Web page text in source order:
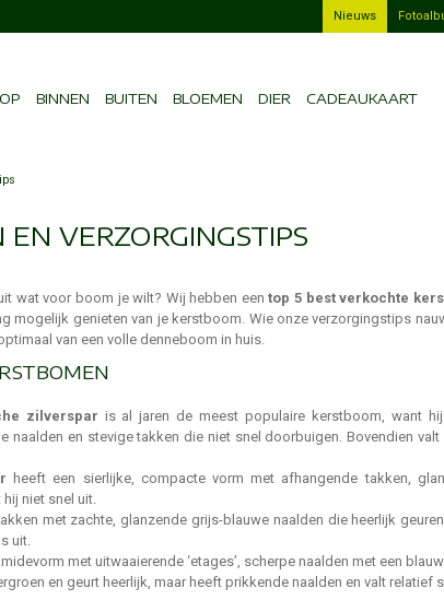
Nieuws
BINNEN BUITEN BLOEMEN DIER CADEAUKAART
VERZORGINGSTIPS
wat voor boom je wilt? Wij hebben eentop 5 best verkochte
mogelijk genieten van je kerstboom. Wie onze verzorgingstips
van een volle denneboom in huis.
zilverspar is al jaren de meest populaire kerstboom, want
naalden en stevige takken die niet snel doorbuigen. Bovendien
heeft een sierlijke, compacte vorm met afhangende takken,
niet snel uit.
met zachte, glanzende grijs-blauwe naalden die heerlijk
uit.
met uitwaaierende ‘etages’, scherpe naalden met een
en geurt heerlijk, maar heeft prikkende naalden en valt relatief